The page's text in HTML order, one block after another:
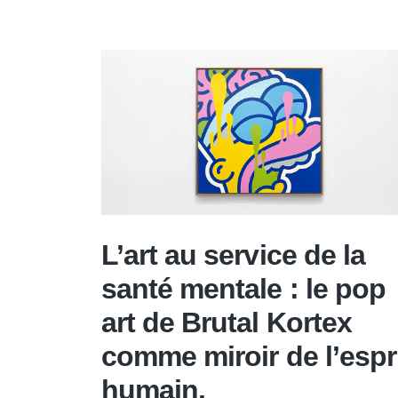
L’art au service de la
santé mentale : le pop
art de Brutal Kortex
comme miroir de
humain.